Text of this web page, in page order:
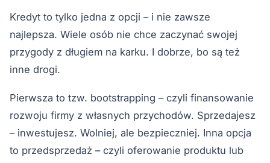
Kredyt to tylko jedna z opcji – i nie zawsze
najlepsza. Wiele osób nie chce zaczynać swojej
przygody z długiem na karku. I dobrze, bo są też
inne drogi.
Pierwsza to tzw. bootstrapping – czyli finansowanie
rozwoju firmy z własnych przychodów. Sprzedajesz
– inwestujesz. Wolniej, ale bezpieczniej. Inna opcja
to przedsprzedaż – czyli oferowanie produktu lub